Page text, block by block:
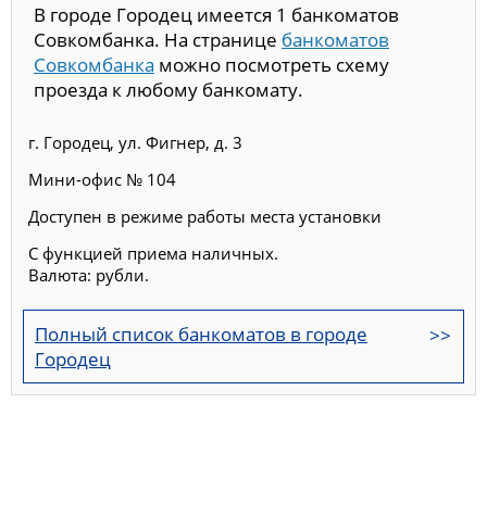
В городе Городец имеется 1 банкоматов
Совкомбанка. На странице банкоматов
Совкомбанка можно посмотреть схему
проезда к любому банкомату.
г. Городец, ул. Фигнер, д. 3
Мини-офис № 104
Доступен в режиме работы места установки
С функцией приема наличных.
Валюта: рубли.
Полный список банкоматов в городе
Городец